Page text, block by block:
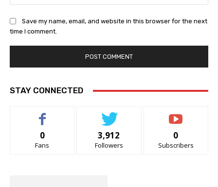
Save my name, email, and website in this browser for the next
time I comment.
STAY CONNECTED
0
Fans
3,912
Followers
0
Subscribers